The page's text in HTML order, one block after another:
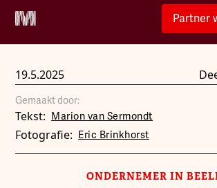
Partner
19.5.2025
Gemaakt door:
Tekst: Marion van Sermondt
Fotografie: Eric Brinkhorst
ONDERNEMER IN